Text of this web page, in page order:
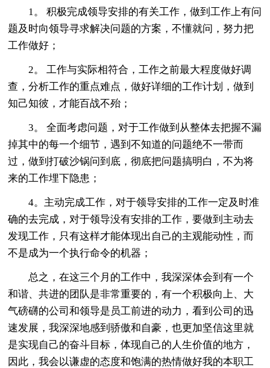
1。 积极完成领导安排的有关工作，做到工作上有问
题及时向领导寻求解决问题的方案，不懂就问，努力把
工作做好；
2。 工作与实际相符合，工作之前最大程度做好调
查，分析工作的重点难点，做好详细的工作计划，做到
知己知彼，才能百战不殆；
3。 全面考虑问题，对于工作做到从整体去把握不漏
掉其中的每一个细节，遇到不知道的问题绝不一带而
过，做到打破沙锅问到底，彻底把问题搞明白，不为将
来的工作埋下隐患；
4。主动完成工作，对于领导安排的工作一定及时准
确的去完成，对于领导没有安排的工作，要做到主动去
发现工作，只有这样才能体现出自己的主观能动性，而
不是成为一个执行命令的机器；
总之，在这三个月的工作中，我深深体会到有一个
和谐、共进的团队是非常重要的，有一个积极向上、大
气磅礴的公司和领导是员工前进的动力，看到公司的迅
速发展，我深深地感到骄傲和自豪，也更加坚信这里就
是实现自己的奋斗目标，体现自己的人生价值的地方，
因此，我会以谦虚的态度和饱满的热情做好我的本职工